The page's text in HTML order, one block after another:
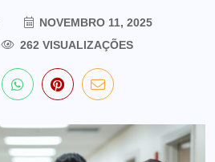
NOVEMBRO 11, 2025
262 VISUALIZAÇÕES